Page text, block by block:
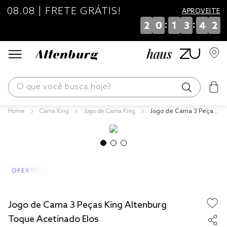
08.08 | FRETE GRÁTIS! APROVEITE
2 0 : 1 3 : 4 2
O que você busca hoje?
Cama King Jogo de Cama King
Jogo de Cama 3 Peças
Jogo de Cama 3 Peças King Altenburg
Toque Acetinado Elos
fronha
travesseiro